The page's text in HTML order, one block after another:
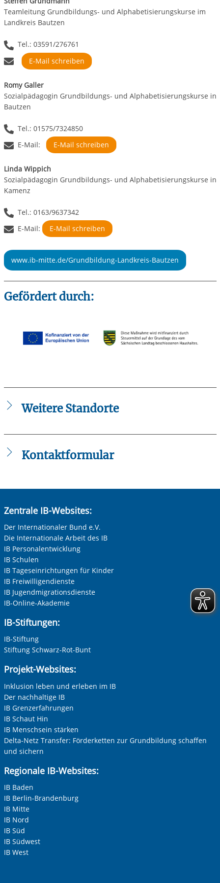
Teamleitung Grundbildungs- und Alphabetisierungskurse im
Landkreis Bautzen
Tel.: 03591/276761
E-Mail schreiben
Romy Galler
Sozialpädagogin Grundbildungs- und Alphabetisierungskurse in
Bautzen
Tel.: 01575/7324850
E-Mail:
E-Mail schreiben
Linda Wippich
Sozialpädagogin Grundbildungs- und Alphabetisierungskurse in
Kamenz
Tel.: 0163/9637342
E-Mail:
E-Mail schreiben
www.ib-mitte.de/Grundbildung-Landkreis-Bautzen
Gefördert durch:
Weitere Standorte
Görlitz
Kontaktformular
Pflichtfelder.
Anrede*
Keine Angabe
Frau
Herr
Neutrale Anrede
Unternehmen
Nachname, Vorname
Adresse (PLZ, Ort, Strasse)
Ihre E-Mail-Adresse
Ihre Telefonnummer
Betreff ihrer Anfrage
Ihre Nachricht
Zentrale IB-Websites:
Der Internationaler Bund e.V.
Die Internationale Arbeit des IB
IB Personalentwicklung
IB Schulen
IB Tageseinrichtungen für Kinder
IB Freiwilligendienste
IB Jugendmigrationsdienste
IB-Online-Akademie
IB-Stiftungen:
IB-Stiftung
Stiftung Schwarz-Rot-Bunt
Projekt-Websites:
Inklusion leben und erleben im IB
Der nachhaltige IB
IB Grenzerfahrungen
IB Schaut Hin
IB Menschsein stärken
Delta-Netz Transfer: Förderketten zur Grundbildung schaffen
und sichern
Regionale IB-Websites:
IB Baden
IB Berlin-Brandenburg
IB Mitte
IB Nord
IB Süd
IB Südwest
IB West